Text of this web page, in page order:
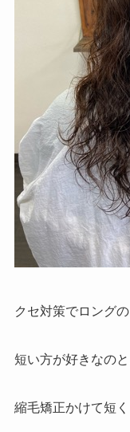
クセ対策でロング
短い方が好きなの
縮毛矯正かけて短く